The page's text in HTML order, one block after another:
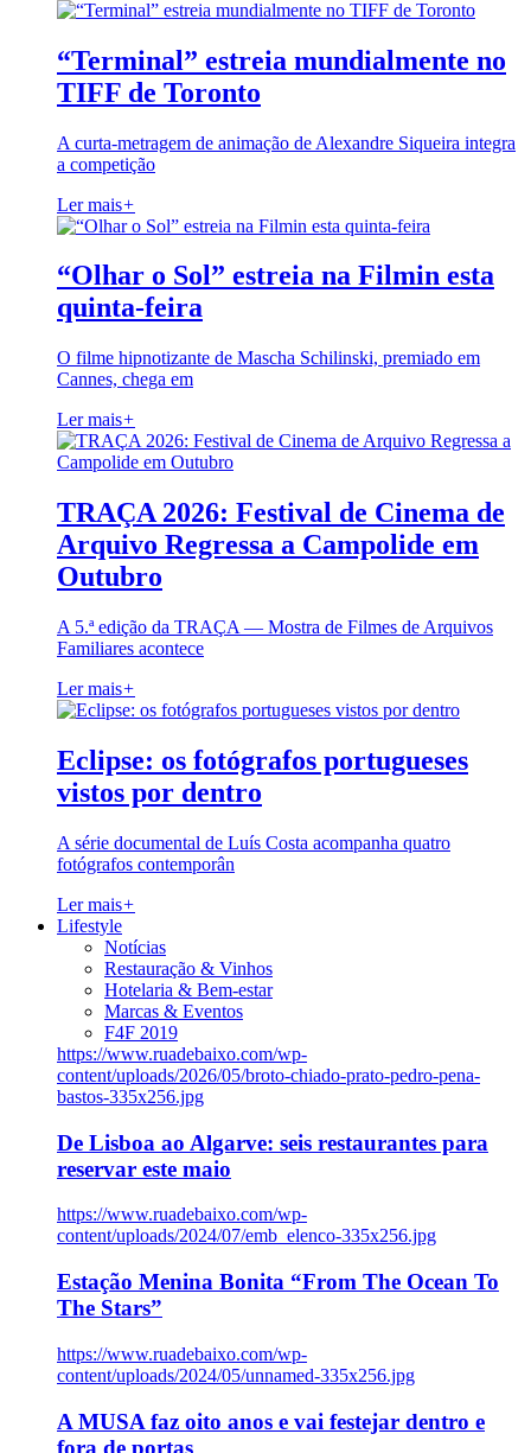
“Terminal” estreia mundialmente no
TIFF de Toronto
A curta-metragem de animação de Alexandre Siqueira integra
a competição
Ler mais+
“Olhar o Sol” estreia na Filmin esta
quinta-feira
O filme hipnotizante de Mascha Schilinski, premiado em
Cannes, chega em
Ler mais+
TRAÇA 2026: Festival de Cinema de
Arquivo Regressa a Campolide em
Outubro
A 5.ª edição da TRAÇA — Mostra de Filmes de Arquivos
Familiares acontece
Ler mais+
Eclipse: os fotógrafos portugueses
vistos por dentro
A série documental de Luís Costa acompanha quatro
fotógrafos contemporân
Ler mais+
Lifestyle
Notícias
Restauração & Vinhos
Hotelaria & Bem-estar
Marcas & Eventos
F4F 2019
https://www.ruadebaixo.com/wp-
content/uploads/2026/05/broto-chiado-prato-pedro-pena-
bastos-335x256.jpg
De Lisboa ao Algarve: seis restaurantes para
reservar este maio
https://www.ruadebaixo.com/wp-
content/uploads/2024/07/emb_elenco-335x256.jpg
Estação Menina Bonita “From The Ocean To
The Stars”
https://www.ruadebaixo.com/wp-
content/uploads/2024/05/unnamed-335x256.jpg
A MUSA faz oito anos e vai festejar dentro e
fora de portas